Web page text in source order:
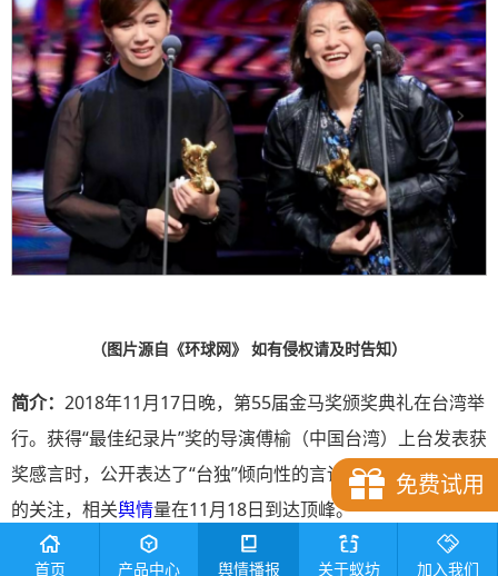
（图片源自《环球网》 如有侵权请及时告知）
简介： 2018年11月17日晚，第55届金马奖颁奖典礼在台湾举
行。获得“最佳纪录片”奖的导演傅榆（中国台湾）上台发表获
奖感言时，公开表达了“台独”倾向性的言论，引起国内外舆论
的关注，相关舆情量在11月18日到达顶峰。
一、事件回顾
免费试用
首页 产品中心 舆情播报 关于蚁坊 加入我们